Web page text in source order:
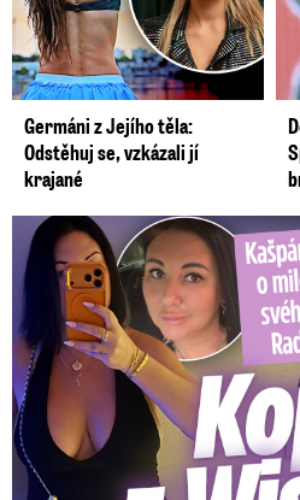
Germáni z Jejího těla:
Odstěhuj se, vzkázali jí
krajané
Kašpárková o milence svého ex